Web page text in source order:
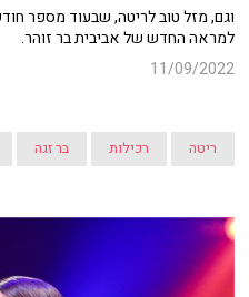
וגם, מזל טוב לריטה, שבעוד מספר
למראה החדש של אביבית בר זוהר.
11/09/2022
ריטה רכילות בר זגה